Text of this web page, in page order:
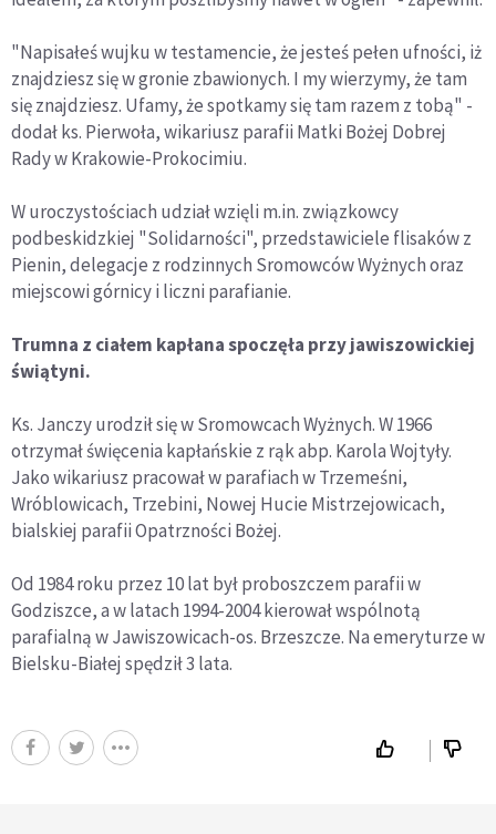
"Napisałeś wujku w testamencie, że jesteś pełen ufności, iż
znajdziesz się w gronie zbawionych. I my wierzymy, że tam
się znajdziesz. Ufamy, że spotkamy się tam razem z tobą" -
dodał ks. Pierwoła, wikariusz parafii Matki Bożej Dobrej
Rady w Krakowie-Prokocimiu.
W uroczystościach udział wzięli m.in. związkowcy
podbeskidzkiej "Solidarności", przedstawiciele flisaków z
Pienin, delegacje z rodzinnych Sromowców Wyżnych oraz
miejscowi górnicy i liczni parafianie.
Trumna z ciałem kapłana spoczęła przy jawiszowickiej
świątyni.
Ks. Janczy urodził się w Sromowcach Wyżnych. W 1966
otrzymał święcenia kapłańskie z rąk abp. Karola Wojtyły.
Jako wikariusz pracował w parafiach w Trzemeśni,
Wróblowicach, Trzebini, Nowej Hucie Mistrzejowicach,
bialskiej parafii Opatrzności Bożej.
Od 1984 roku przez 10 lat był proboszczem parafii w
Godziszce, a w latach 1994-2004 kierował wspólnotą
parafialną w Jawiszowicach-os. Brzeszcze. Na emeryturze w
Bielsku-Białej spędził 3 lata.